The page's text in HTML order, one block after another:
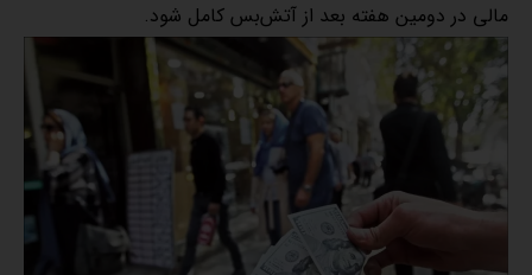
مالی در دومین هفته بعد از آتش‌بس کامل شود.